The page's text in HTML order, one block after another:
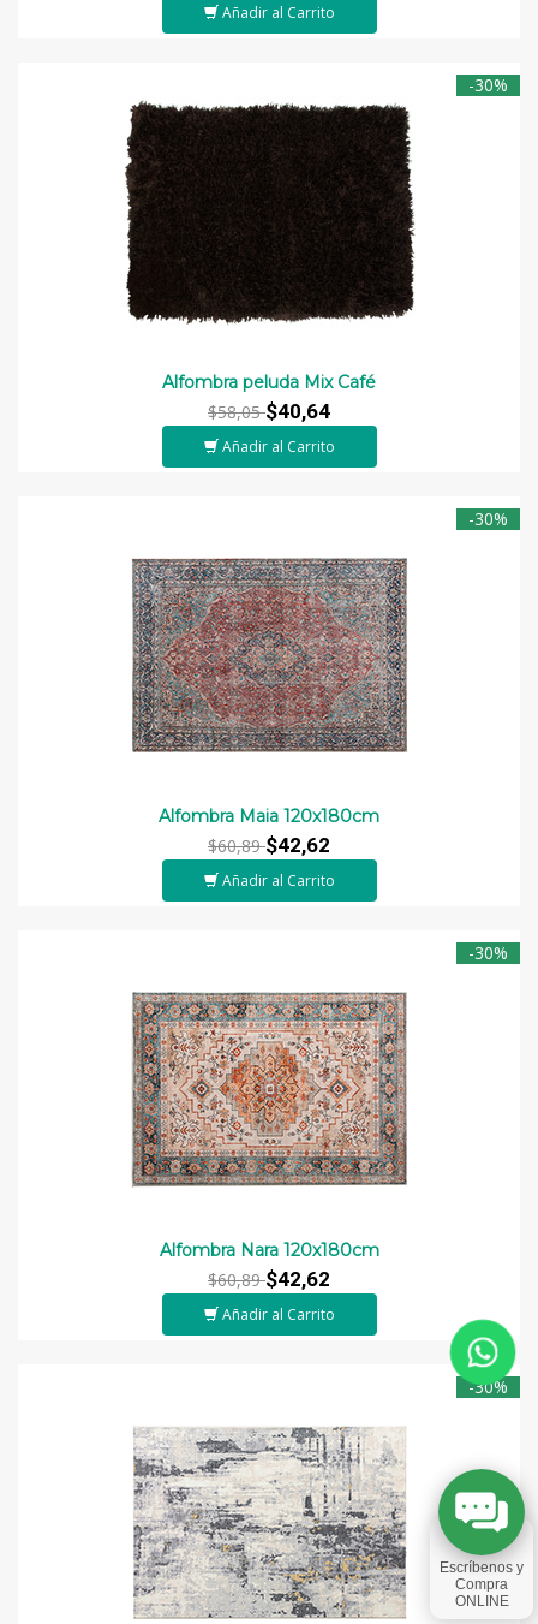
Añadir al Carrito
-30%
Alfombra peluda Mix Café
$58,05$40,64
Añadir al Carrito
-30%
Alfombra Maia 120x180cm
$60,89$42,62
Añadir al Carrito
-30%
Alfombra Nara 120x180cm
$60,89$42,62
Añadir al Carrito
-30%